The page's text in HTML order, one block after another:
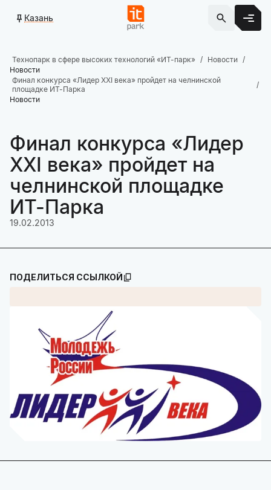
Казань
Технопарк в сфере высоких технологий «ИТ-парк»
Новости
Новости
Финал конкурса «Лидер XXI века» пройдет на челнинской
площадке ИТ-Парка
Новости
Финал конкурса «Лидер
XXI века» пройдет на
челнинской площадке
ИТ-Парка
19.02.2013
ПОДЕЛИТЬСЯ ССЫЛКОЙ